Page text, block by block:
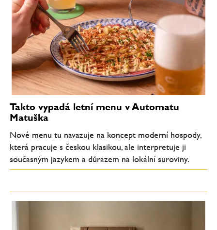
Takto vypadá letní menu v Automatu
Matuška
Nové menu tu navazuje na koncept moderní hospody,
která pracuje s českou klasikou, ale interpretuje ji
současným jazykem a důrazem na lokální suroviny.